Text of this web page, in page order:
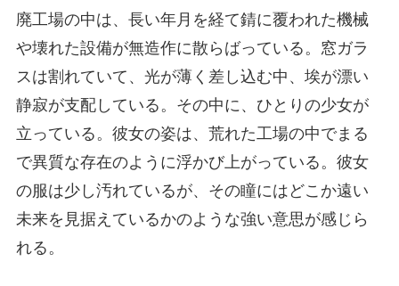
廃工場の中は、長い年月を経て錆に覆われた機械
や壊れた設備が無造作に散らばっている。窓ガラ
スは割れていて、光が薄く差し込む中、埃が漂い
静寂が支配している。その中に、ひとりの少女が
立っている。彼女の姿は、荒れた工場の中でまる
で異質な存在のように浮かび上がっている。彼女
の服は少し汚れているが、その瞳にはどこか遠い
未来を見据えているかのような強い意思が感じら
れる。